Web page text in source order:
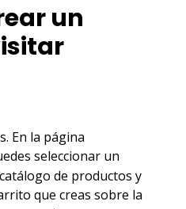
un
En la página
seleccionar un
de productos y
que creas sobre la